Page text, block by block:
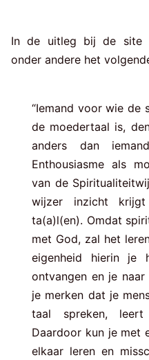
In de uitleg bij de site
onder andere het
“Iemand voor wie de
de moedertaal is,
anders dan
Enthousiasme als
van de
wijzer inzicht
ta(a)l(en). Omdat
met God, zal het
eigenheid hierin je
ontvangen en je
je merken dat je
taal spreken, leert
Daardoor kun je met
elkaar leren en